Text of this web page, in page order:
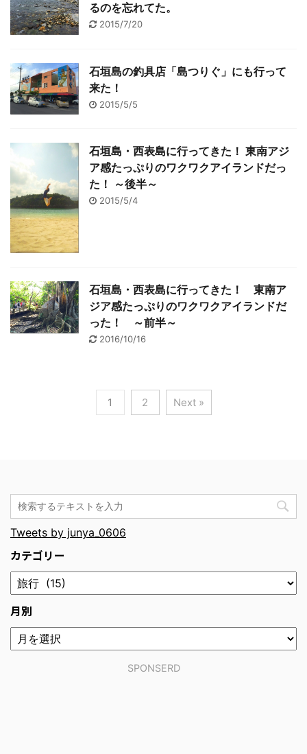
るのを忘れてた。
2015/7/20
石垣島の釣具店「島つりぐ」にも行って
来た！
2015/5/5
石垣島・西表島に行ってきた！ 東南アジ
ア感たっぷりのワクワクアイランドだっ
た！ ～後半～
2015/5/4
石垣島・西表島に行ってきた！ 東南ア
ジア感たっぷりのワクワクアイランドだ
った！ ～前半～
2016/10/16
1 2 Next »
Tweets by junya_0606
カテゴリー
月別
SPONSERD